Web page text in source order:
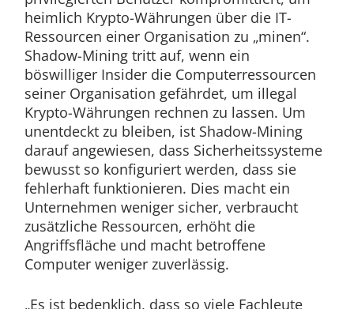
heimlich Krypto-Währungen über die IT-
Ressourcen einer Organisation zu „minen“.
Shadow-Mining tritt auf, wenn ein
böswilliger Insider die Computerressourcen
seiner Organisation gefährdet, um illegal
Krypto-Währungen rechnen zu lassen. Um
unentdeckt zu bleiben, ist Shadow-Mining
darauf angewiesen, dass Sicherheitssysteme
bewusst so konfiguriert werden, dass sie
fehlerhaft funktionieren. Dies macht ein
Unternehmen weniger sicher, verbraucht
zusätzliche Ressourcen, erhöht die
Angriffsfläche und macht betroffene
Computer weniger zuverlässig.
„Es ist bedenklich, dass so viele Fachleute